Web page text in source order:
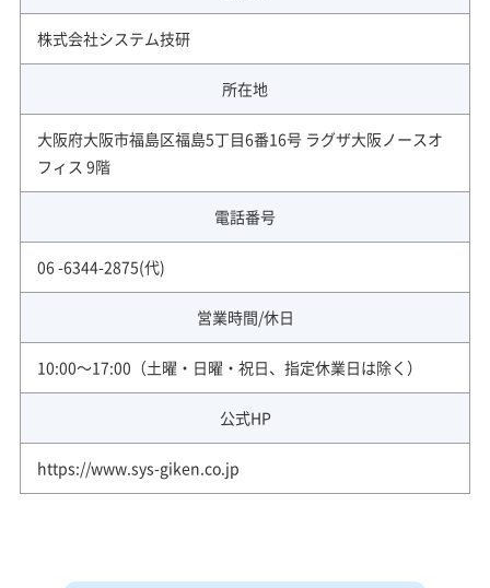
株式会社システム技研
所在地
大阪府大阪市福島区福島5丁目6番16号 ラグザ大阪ノースオ
フィス 9階
電話番号
06 -6344-2875(代)
営業時間/休日
10:00～17:00（土曜・日曜・祝日、指定休業日は除く）
公式HP
https://www.sys-giken.co.jp